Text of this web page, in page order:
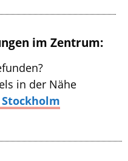
im Zentrum:
in der Nähe